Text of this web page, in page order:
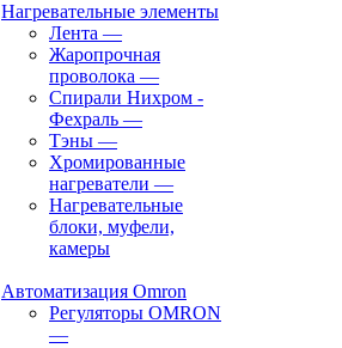
Нагревательные элементы
Лента —
Жаропрочная
проволока —
Спирали Нихром -
Фехраль —
Тэны —
Хромированные
нагреватели —
Нагревательные
блоки, муфели,
камеры
Автоматизация Omron
Регуляторы OMRON
—